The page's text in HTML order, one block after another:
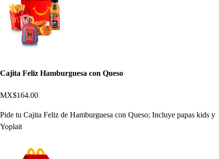
Cajita Feliz Hamburguesa con Queso
MX$164.00
Pide tu Cajita Feliz de Hamburguesa con Queso; Incluye papas kids y
Yoplait